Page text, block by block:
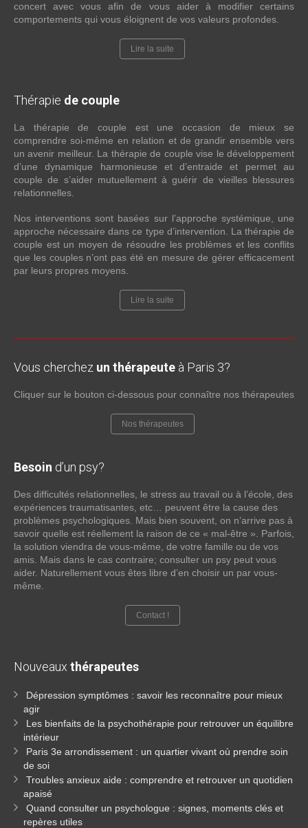
concert avec vous afin de vous aider à modifier certains
comportements qui vous éloignent de vos valeurs profondes.
Lire la suite
Thérapie de couple
La thérapie de couple est une occasion de mieux se
comprendre soi-même en relation et de grandir ensemble vers
un avenir meilleur. La thérapie de couple vise le développement
d’une dynamique harmonieuse et d’entraide et permet au
couple de s’aider mutuellement à guérir de vieilles blessures
relationnelles.
Nos interventions sont basées sur l’approche systémique, une
approche nécessaire dans ce type d’intervention. La thérapie de
couple est un moyen de résoudre les problèmes et les conflits
que les couples n’ont pas été en mesure de gérer efficacement
par leurs propres moyens.
Lire la suite
Vous cherchez un thérapeute à Paris 3?
Cliquer sur le bouton ci-dessous pour connaître nos thérapeutes
Nos thérapeutes
Besoin d’un psy?
Des difficultés relationnelles, le stress au travail ou à l’école, des
expériences traumatisantes, etc… peuvent être la cause des
problèmes psychologiques. Mais bien souvent, on n’arrive pas à
savoir quelle est réellement la raison de ce « mal-être ». Parfois,
la solution viendra de vous-même, de votre famille ou de vos
amis. Mais dans le cas contraire; consulter un psy peut vous
aider. Naturellement vous êtes libre d’en choisir un par vous-
même.
Contact !
Nouveaux thérapeutes
Dépression symptômes : savoir les reconnaître pour mieux
agir
Les bienfaits de la psychothérapie pour retrouver un équilibre
intérieur
Paris 3e arrondissement : un quartier vivant où prendre soin
de soi
Troubles anxieux aide : comprendre et retrouver un quotidien
apaisé
Quand consulter un psychologue : signes, moments clés et
repères utiles